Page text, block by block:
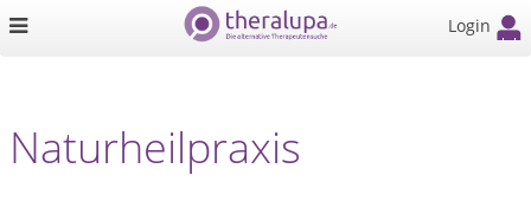
Login
Naturheilpraxis